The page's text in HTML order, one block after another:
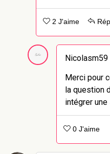
2 J'aime
Nicolasm59
Merci pour
la question
intégrer
0 J'aime